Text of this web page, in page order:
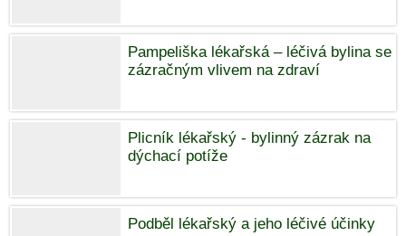
Pampeliška lékařská – léčivá bylina se
zázračným vlivem na zdraví
Plicník lékařský - bylinný zázrak na
dýchací potíže
Podběl lékařský a jeho léčivé účinky